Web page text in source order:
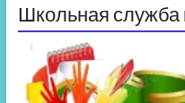
Школьная служба